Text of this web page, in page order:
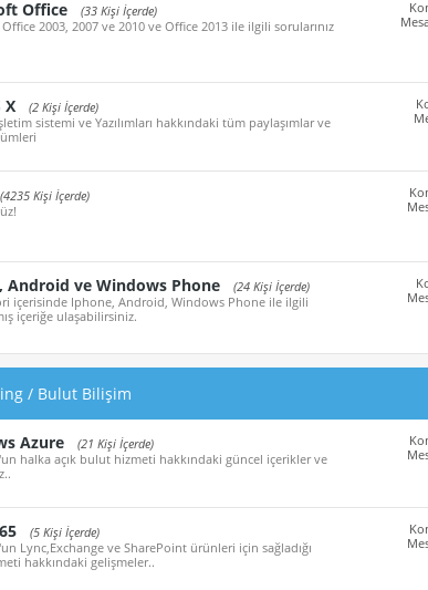
Office
(33 Kişi İçerde)
2003, 2007 ve 2010 ve Office 2013 ile ilgili sorularınız
X
(2 Kişi İçerde)
sistemi ve Yazılımları hakkındaki tüm paylaşımlar ve
(4235 Kişi İçerde)
Android ve Windows Phone
(24 Kişi İçerde)
içerisinde Iphone, Android, Windows Phone ile ilgili
içeriğe ulaşabilirsiniz.
/ Bulut Bilişim
Azure
(21 Kişi İçerde)
halka açık bulut hizmeti hakkındaki güncel içerikler ve
(5 Kişi İçerde)
Lync,Exchange ve SharePoint ürünleri için sağladığı
hakkındaki gelişmeler..